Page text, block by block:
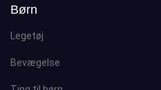
Børn
Legetøj
Bevægelse